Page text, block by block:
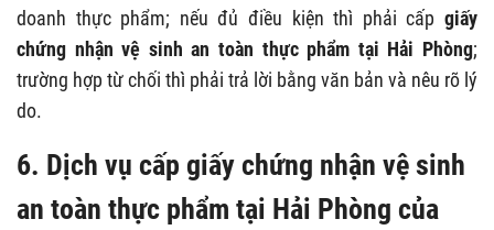
doanh thực phẩm; nếu đủ điều kiện thì phải cấp giấy
chứng nhận vệ sinh an toàn thực phẩm tại Hải Phòng;
trường hợp từ chối thì phải trả lời bằng văn bản và nêu rõ lý
do.
6. Dịch vụ cấp giấy chứng nhận vệ sinh
an toàn thực phẩm tại Hải Phòng của